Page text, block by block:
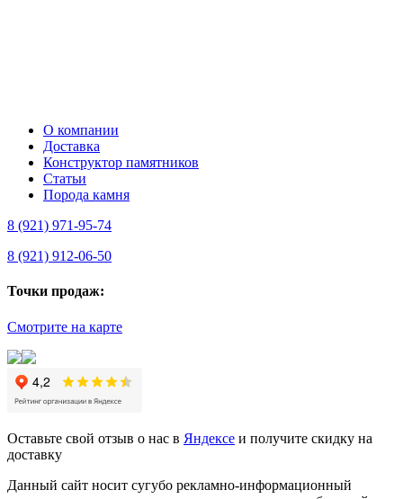
О компании
Доставка
Конструктор памятников
Статьи
Порода камня
8 (921) 971-95-74
8 (921) 912-06-50
Точки продаж:
Смотрите на карте
Оставьте свой отзыв о нас в Яндексе и получите скидку на
доставку
Данный сайт носит сугубо рекламно-информационный